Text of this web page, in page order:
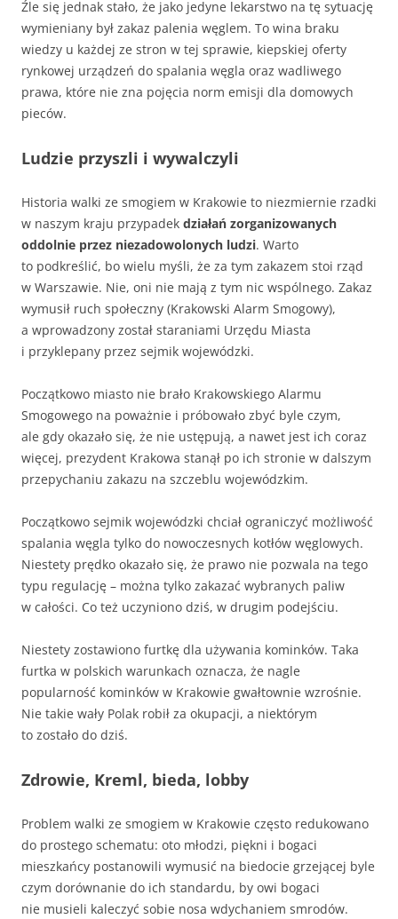
Źle się jednak stało, że jako jedyne lekarstwo na tę sytuację
wymieniany był zakaz palenia węglem. To wina braku
wiedzy u każdej ze stron w tej sprawie, kiepskiej oferty
rynkowej urządzeń do spalania węgla oraz wadliwego
prawa, które nie zna pojęcia norm emisji dla domowych
pieców.
Ludzie przyszli i wywalczyli
Historia walki ze smogiem w Krakowie to niezmiernie rzadki
w naszym kraju przypadek działań zorganizowanych
oddolnie przez niezadowolonych ludzi. Warto
to podkreślić, bo wielu myśli, że za tym zakazem stoi rząd
w Warszawie. Nie, oni nie mają z tym nic wspólnego. Zakaz
wymusił ruch społeczny (Krakowski Alarm Smogowy),
a wprowadzony został staraniami Urzędu Miasta
i przyklepany przez sejmik wojewódzki.
Początkowo miasto nie brało Krakowskiego Alarmu
Smogowego na poważnie i próbowało zbyć byle czym,
ale gdy okazało się, że nie ustępują, a nawet jest ich coraz
więcej, prezydent Krakowa stanął po ich stronie w dalszym
przepychaniu zakazu na szczeblu wojewódzkim.
Początkowo sejmik wojewódzki chciał ograniczyć możliwość
spalania węgla tylko do nowoczesnych kotłów węglowych.
Niestety prędko okazało się, że prawo nie pozwala na tego
typu regulację – można tylko zakazać wybranych paliw
w całości. Co też uczyniono dziś, w drugim podejściu.
Niestety zostawiono furtkę dla używania kominków. Taka
furtka w polskich warunkach oznacza, że nagle
popularność kominków w Krakowie gwałtownie wzrośnie.
Nie takie wały Polak robił za okupacji, a niektórym
to zostało do dziś.
Zdrowie, Kreml, bieda, lobby
Problem walki ze smogiem w Krakowie często redukowano
do prostego schematu: oto młodzi, piękni i bogaci
mieszkańcy postanowili wymusić na biedocie grzejącej byle
czym dorównanie do ich standardu, by owi bogaci
nie musieli kaleczyć sobie nosa wdychaniem smrodów.